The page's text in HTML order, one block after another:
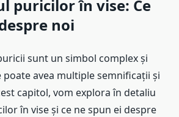
puricilor în vise: Ce
noi
sunt un simbol complex și
avea multiple semnificații și
capitol, vom explora în detaliu
în vise și ce ne spun ei despre